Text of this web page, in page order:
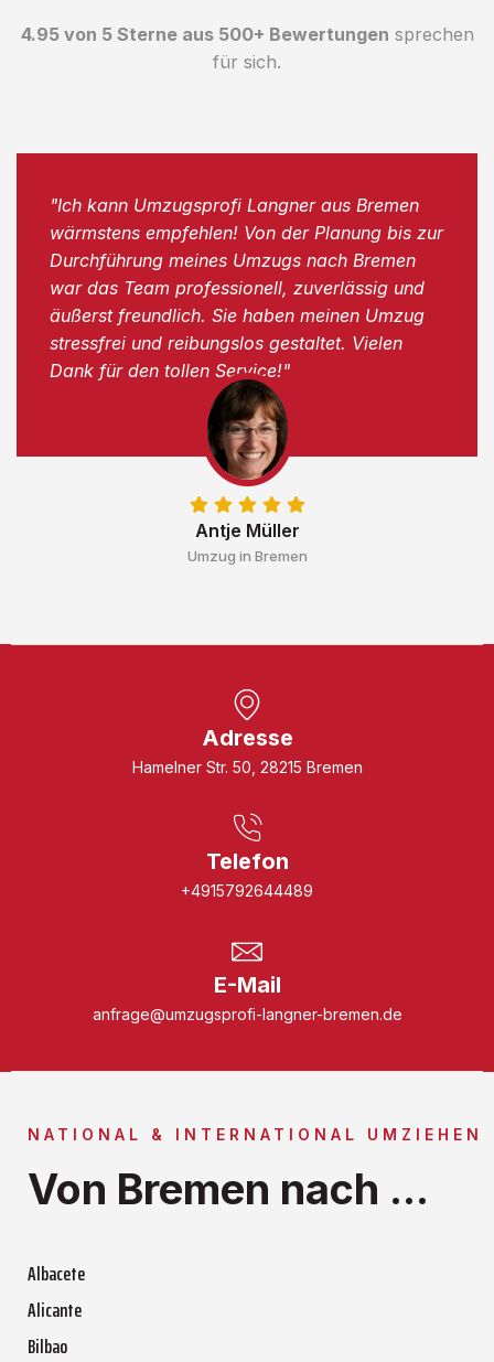
4.95 von 5 Sterne aus 500+ Bewertungen sprechen
für sich.
Antje Müller
Umzug in Bremen
"Ich kann Umzugsprofi Langner aus Bremen
wärmstens empfehlen! Von der Planung bis zur
Durchführung meines Umzugs nach Bremen
war das Team professionell, zuverlässig und
äußerst freundlich. Sie haben meinen Umzug
stressfrei und reibungslos gestaltet. Vielen
Dank für den tollen Service!"
Adresse
Hamelner Str. 50, 28215 Bremen
Telefon
+4915792644489
E-Mail
anfrage@umzugsprofi-langner-bremen.de
NATIONAL & INTERNATIONAL UMZIEHEN
Von Bremen nach ...
Albacete
Alicante
Bilbao